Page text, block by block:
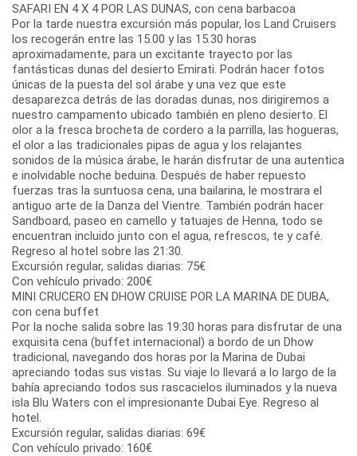
SAFARI EN 4 X 4 POR LAS DUNAS, con cena barbacoa
Por la tarde nuestra excursión más popular, los Land Cruisers
los recogerán entre las 15.00 y las 15.30 horas
aproximadamente, para un excitante trayecto por las
fantásticas dunas del desierto Emirati. Podrán hacer fotos
únicas de la puesta del sol árabe y una vez que este
desaparezca detrás de las doradas dunas, nos dirigiremos a
nuestro campamento ubicado también en pleno desierto. El
olor a la fresca brocheta de cordero a la parrilla, las hogueras,
el olor a las tradicionales pipas de agua y los relajantes
sonidos de la música árabe, le harán disfrutar de una autentica
e inolvidable noche beduina. Después de haber repuesto
fuerzas tras la suntuosa cena, una bailarina, le mostrara el
antiguo arte de la Danza del Vientre. También podrán hacer
Sandboard, paseo en camello y tatuajes de Henna, todo se
encuentran incluido junto con el agua, refrescos, te y café.
Regreso al hotel sobre las 21:30.
Excursión regular, salidas diarias: 75€
Con vehículo privado: 200€
MINI CRUCERO EN DHOW CRUISE POR LA MARINA DE DUBA,
con cena buffet
Por la noche salida sobre las 19:30 horas para disfrutar de una
exquisita cena (buffet internacional) a bordo de un Dhow
tradicional, navegando dos horas por la Marina de Dubai
apreciando todas sus vistas. Su viaje lo llevará a lo largo de la
bahía apreciando todos sus rascacielos iluminados y la nueva
isla Blu Waters con el impresionante Dubai Eye. Regreso al
hotel.
Excursión regular, salidas diarias: 69€
Con vehículo privado: 160€